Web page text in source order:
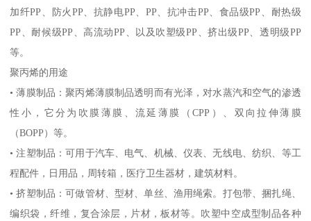
加纤PP 、防火 PP 、抗静电PP PP 、抗冲击PP 、食品级PP 、耐热级
PP 、耐候级PP 、高流动PP 、以及吹塑级PP 、挤出级PP 、透明级PP
等。
聚丙烯的用途
•薄膜制品：聚丙烯薄膜制品透明而有光泽，对水蒸汽和空气的渗透
性小，它分为吹膜薄膜、流延薄膜（CPP ）、双向拉伸薄膜
（BOPP ）等。
•注塑制品：可用于汽车、电气、机械、仪表、无线电、纺织、等工
程配件，日用品，周转箱，医疗卫生器材，建筑材料。
•挤塑制品：可做管材、型材、单丝、渔用绳索。打包带、捆扎绳、
编织袋，纤维，复合涂层，片材，板材等。吹塑中空成型制品各种